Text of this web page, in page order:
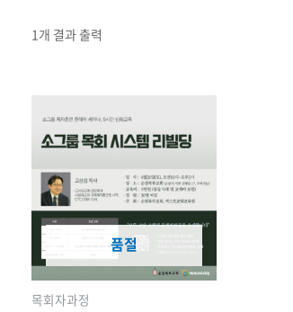
1개 결과 출력
품절
목회자과정